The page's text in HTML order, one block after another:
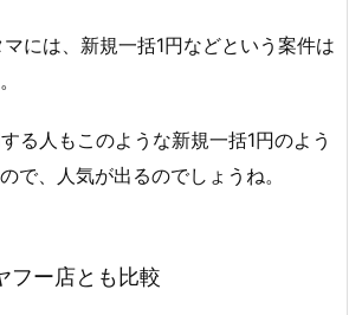
には、新規一括1円などという案件は
る人もこのような新規一括1円のよう
で、人気が出るのでしょうね。
フー店とも比較